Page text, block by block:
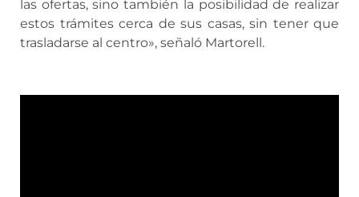
las ofertas, sino también la posibilidad de realizar
estos trámites cerca de sus casas, sin tener que
trasladarse al centro», señaló Martorell.